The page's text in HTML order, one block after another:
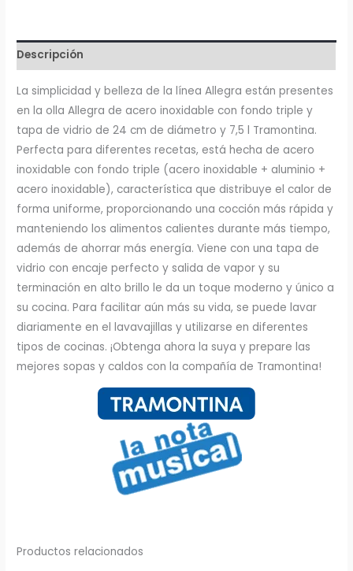
Descripción
La simplicidad y belleza de la línea Allegra están presentes
en la olla Allegra de acero inoxidable con fondo triple y
tapa de vidrio de 24 cm de diámetro y 7,5 l Tramontina.
Perfecta para diferentes recetas, está hecha de acero
inoxidable con fondo triple (acero inoxidable + aluminio +
acero inoxidable), característica que distribuye el calor de
forma uniforme, proporcionando una cocción más rápida y
manteniendo los alimentos calientes durante más tiempo,
además de ahorrar más energía. Viene con una tapa de
vidrio con encaje perfecto y salida de vapor y su
terminación en alto brillo le da un toque moderno y único a
su cocina. Para facilitar aún más su vida, se puede lavar
diariamente en el lavavajillas y utilizarse en diferentes
tipos de cocinas. ¡Obtenga ahora la suya y prepare las
mejores sopas y caldos con la compañía de Tramontina!
Productos relacionados